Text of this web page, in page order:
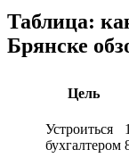
Таблица:
Брянске
Цель
Устроиться
бухгалтером